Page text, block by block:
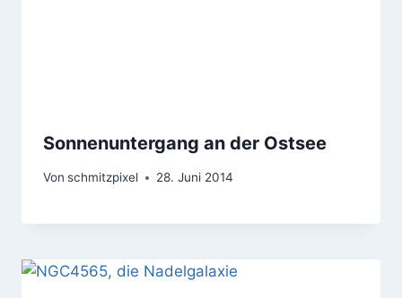
Sonnenuntergang an der Ostsee
Von schmitzpixel 28. Juni 2014